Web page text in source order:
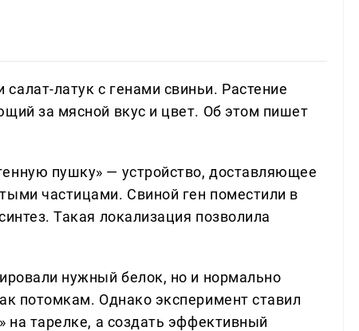
латук с генами свиньи. Растение
за мясной вкус и цвет. Об этом пишет
пушку» — устройство, доставляющее
частицами. Свиной ген поместили в
Такая локализация позволила
нужный белок, но и нормально
потомкам. Однако эксперимент ставил
на тарелке, а создать эффективный